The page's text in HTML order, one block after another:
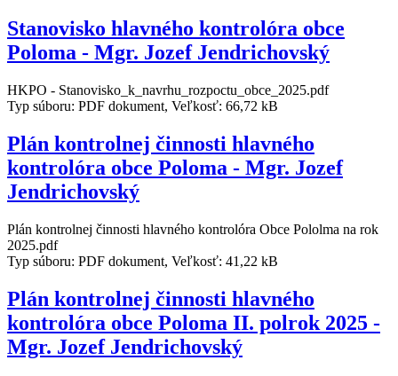
Stanovisko hlavného kontrolóra obce
Poloma - Mgr. Jozef Jendrichovský
HKPO - Stanovisko_k_navrhu_rozpoctu_obce_2025.pdf
Typ súboru: PDF dokument, Veľkosť: 66,72 kB
Plán kontrolnej činnosti hlavného
kontrolóra obce Poloma - Mgr. Jozef
Jendrichovský
Plán kontrolnej činnosti hlavného kontrolóra Obce Pololma na rok
2025.pdf
Typ súboru: PDF dokument, Veľkosť: 41,22 kB
Plán kontrolnej činnosti hlavného
kontrolóra obce Poloma II. polrok 2025 -
Mgr. Jozef Jendrichovský